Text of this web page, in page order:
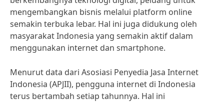
mengembangkan bisnis melalui platform online
semakin terbuka lebar. Hal ini juga didukung oleh
masyarakat Indonesia yang semakin aktif dalam
menggunakan internet dan smartphone.
Menurut data dari Asosiasi Penyedia Jasa Internet
Indonesia (APJII), pengguna internet di Indonesia
terus bertambah setiap tahunnya. Hal ini